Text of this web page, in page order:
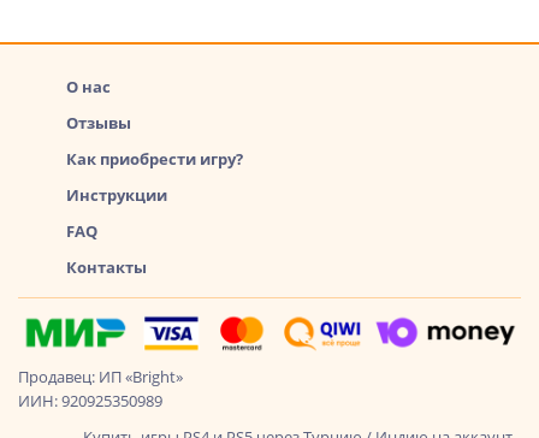
О нас
Отзывы
Как приобрести игру?
Инструкции
FAQ
Контакты
Продавец: ИП «Bright»
ИИН: 920925350989